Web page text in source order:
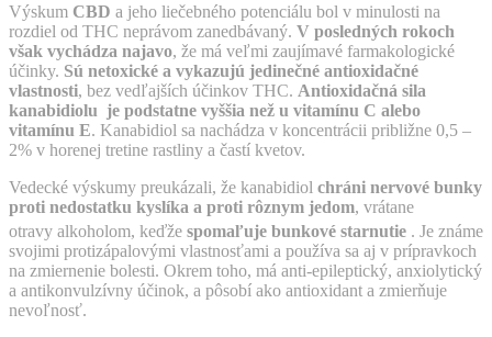
Výskum CBD a jeho liečebného potenciálu bol v minulosti na
rozdiel od THC neprávom zanedbávaný. V posledných rokoch
však vychádza najavo, že má veľmi zaujímavé farmakologické
účinky. Sú netoxické a vykazujú jedinečné antioxidačné
vlastnosti, bez vedľajších účinkov THC. Antioxidačná sila
kanabidiolu je podstatne vyššia než u vitamínu C alebo
vitamínu E. Kanabidiol sa nachádza v koncentrácii približne 0,5 –
2% v horenej tretine rastliny a častí kvetov.
Vedecké výskumy preukázali, že kanabidiol chráni nervové bunky
proti nedostatku kyslíka a proti rôznym jedom, vrátane
otravy alkoholom, keďže spomaľuje bunkové starnutie . Je známe
svojimi protizápalovými vlastnosťami a používa sa aj v prípravkoch
na zmiernenie bolesti. Okrem toho, má anti-epileptický, anxiolytický
a antikonvulzívny účinok, a pôsobí ako antioxidant a zmierňuje
nevoľnosť.